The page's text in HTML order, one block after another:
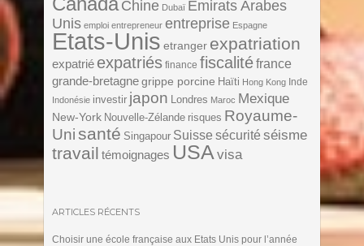
Chine Dubaï Emirats Arabes
Unis emploi entrepreneur entreprise Espagne
Etats-Unis etranger expatriation
expatrié expatriés finance fiscalitéfrance
grande-bretagne grippe porcine Haïti Hong Kong Inde
Indonésie investir japon Londres Maroc Mexique
New-York Nouvelle-Zélande risques Royaume-
Unisanté Singapour Suisse sécurité séisme
travail témoignages USA visa
ARTICLES RÉCENTS
Choisir une école française aux Etats Unis pour l’année